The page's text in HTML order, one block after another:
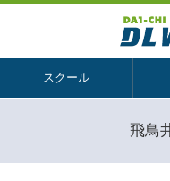
スクール
飛鳥